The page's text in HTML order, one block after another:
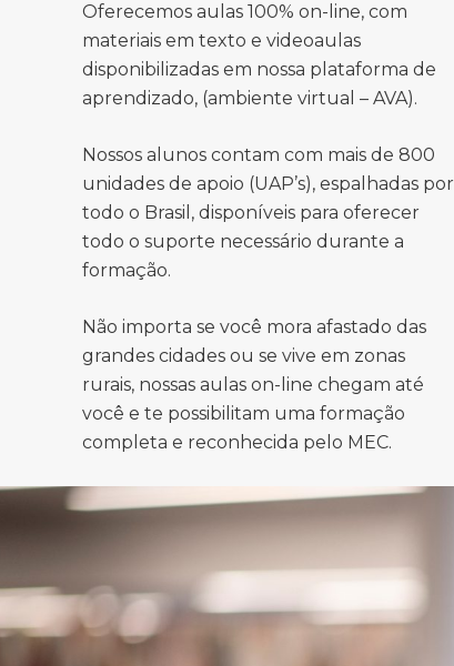
Oferecemos aulas 100% on-line, com
materiais em texto e videoaulas
disponibilizadas em nossa plataforma de
aprendizado, (ambiente virtual – AVA).
Nossos alunos contam com mais de 800
unidades de apoio (UAP’s), espalhadas por
todo o Brasil, disponíveis para oferecer
todo o suporte necessário durante a
formação.
Não importa se você mora afastado das
grandes cidades ou se vive em zonas
rurais, nossas aulas on-line chegam até
você e te possibilitam uma formação
completa e reconhecida pelo MEC.